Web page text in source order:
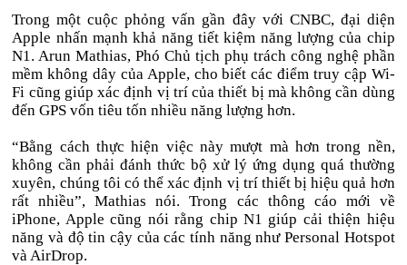
Trong một cuộc phỏng vấn gần đây với CNBC, đại diện
Apple nhấn mạnh khả năng tiết kiệm năng lượng của chip
N1. Arun Mathias, Phó Chủ tịch phụ trách công nghệ phần
mềm không dây của Apple, cho biết các điểm truy cập Wi-
Fi cũng giúp xác định vị trí của thiết bị mà không cần dùng
đến GPS vốn tiêu tốn nhiều năng lượng hơn.
“Bằng cách thực hiện việc này mượt mà hơn trong nền,
không cần phải đánh thức bộ xử lý ứng dụng quá thường
xuyên, chúng tôi có thể xác định vị trí thiết bị hiệu quả hơn
rất nhiều”, Mathias nói. Trong các thông cáo mới về
iPhone, Apple cũng nói rằng chip N1 giúp cải thiện hiệu
năng và độ tin cậy của các tính năng như Personal Hotspot
và AirDrop.